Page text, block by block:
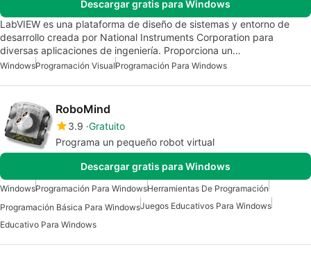
Descargar gratis para Windows
LabVIEW es una plataforma de diseño de sistemas y entorno de
desarrollo creada por National Instruments Corporation para
diversas aplicaciones de ingeniería. Proporciona un…
WindowsProgramación VisualProgramación Para Windows
RoboMind
3.9 Gratuito
Programa un pequeño robot virtual
Descargar gratis para Windows
WindowsProgramación Para WindowsHerramientas De Programación
Programación Básica Para WindowsJuegos Educativos Para Windows
Educativo Para Windows